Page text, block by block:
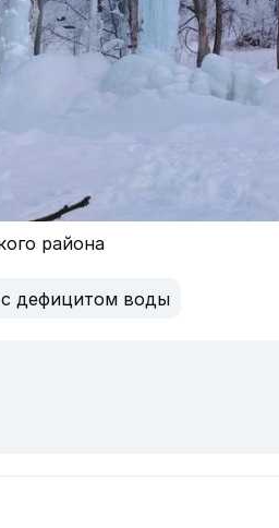
района
дефицитом воды